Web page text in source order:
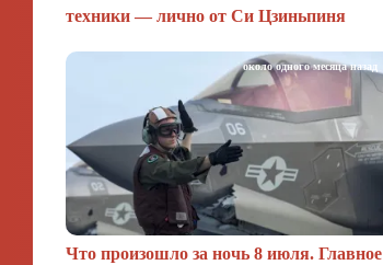
техники — лично от Си Цзиньпиня
Что произошло за ночь 8 июля. Главное
около одного месяца назад